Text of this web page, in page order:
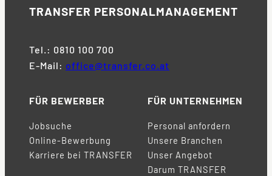
TRANSFER PERSONALMANAGEMENT
Tel.: 0810 100 700
E-Mail: office@transfer.co.at
FÜR BEWERBER
Jobsuche
Online-Bewerbung
Karriere bei TRANSFER
FÜR UNTERNEHMEN
Personal anfordern
Unsere Branchen
Unser Angebot
Darum TRANSFER